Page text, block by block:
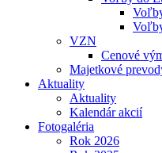
VZN
Cenové
Majetkové
Aktuality
Aktuality
Kalendár akcií
Fotogaléria
Rok 2026